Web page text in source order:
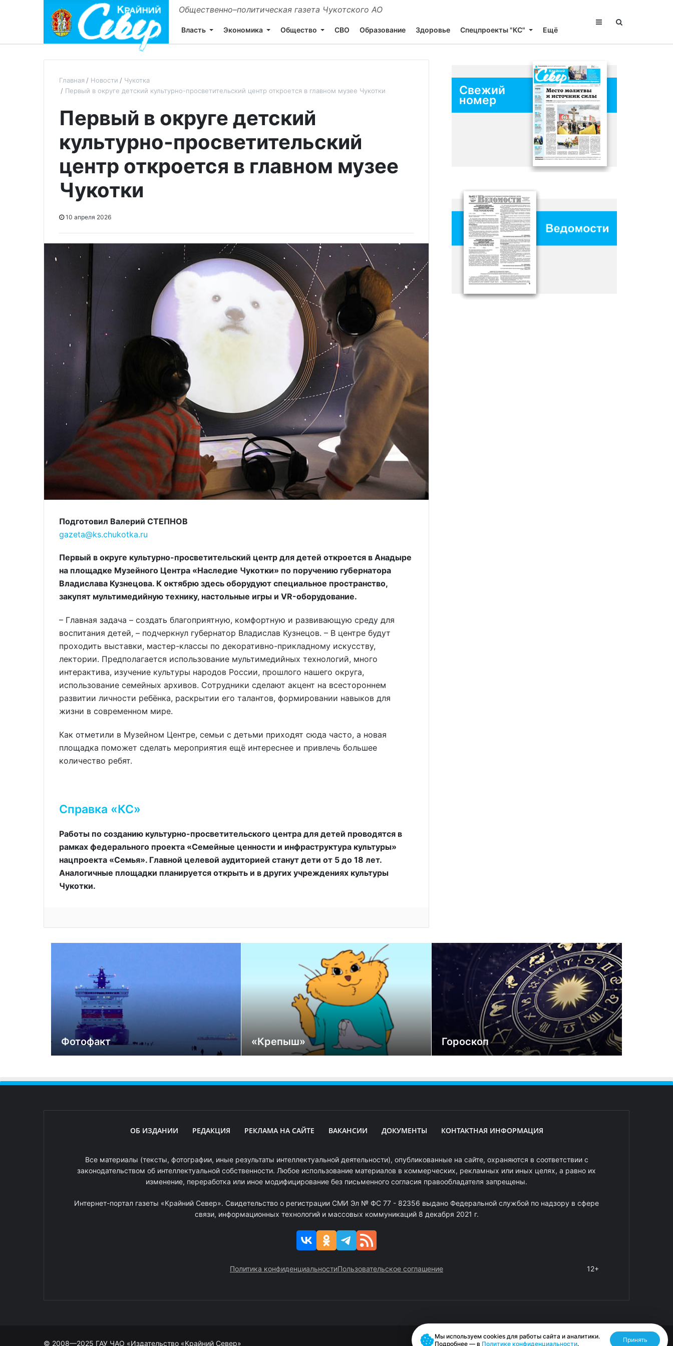
Общественно–политическая газета Чукотского АО
Власть Экономика Общество СВО Образование Здоровье Спецпроекты "КС" Ещё
Главная Новости
Чукотка
Первый в округе детский культурно-просветительский центр откроется в главном музее Чукотки
Первый в округе детский
культурно-просветительский
центр откроется в главном музее
Чукотки
10 апреля 2026
Подготовил Валерий СТЕПНОВ
gazeta@ks.chukotka.ru
Первый в округе культурно-просветительский центр для детей откроется в Анадыре
на площадке Музейного Центра «Наследие Чукотки» по поручению губернатора
Владислава Кузнецова. К октябрю здесь оборудуют специальное пространство,
закупят мультимедийную технику, настольные игры и VR-оборудование.
– Главная задача – создать благоприятную, комфортную и развивающую среду для
воспитания детей, – подчеркнул губернатор Владислав Кузнецов. – В центре будут
проходить выставки, мастер-классы по декоративно-прикладному искусству,
лектории. Предполагается использование мультимедийных технологий, много
интерактива, изучение культуры народов России, прошлого нашего округа,
использование семейных архивов. Сотрудники сделают акцент на всестороннем
развитии личности ребёнка, раскрытии его талантов, формировании навыков для
жизни в современном мире.
Как отметили в Музейном Центре, семьи с детьми приходят сюда часто, а новая
площадка поможет сделать мероприятия ещё интереснее и привлечь большее
количество ребят.
Справка «КС»
Работы по созданию культурно-просветительского центра для детей проводятся в
рамках федерального проекта «Семейные ценности и инфраструктура культуры»
нацпроекта «Семья». Главной целевой аудиторией станут дети от 5 до 18 лет.
Аналогичные площадки планируется открыть и в других учреждениях культуры
Чукотки.
Свежий
номер
Фотофакт «Крепыш» Гороскоп
ОБ ИЗДАНИИ РЕДАКЦИЯ РЕКЛАМА НА САЙТЕ ВАКАНСИИ ДОКУМЕНТЫ КОНТАКТНАЯ ИНФОРМАЦИЯ
Все материалы (тексты, фотографии, иные результаты интеллектуальной деятельности), опубликованные на сайте, охраняются в соответствии с
законодательством об интеллектуальной собственности. Любое использование материалов в коммерческих, рекламных или иных целях, а равно их
изменение, переработка или иное модифицирование без письменного согласия правообладателя запрещены.
Интернет-портал газеты «Крайний Север». Свидетельство о регистрации СМИ Эл № ФС 77 - 82356 выдано Федеральной службой по надзору в сфере
связи, информационных технологий и массовых коммуникаций 8 декабря 2021 г.
Политика конфиденциальностиПользовательское соглашение 12+
© 2008—2025 ГАУ ЧАО «Издательство «Крайний Север» Разработано RASA
Мы используем cookies для работы сайта и аналитики.
Подробнее — в Политике конфиденциальности.
Принять